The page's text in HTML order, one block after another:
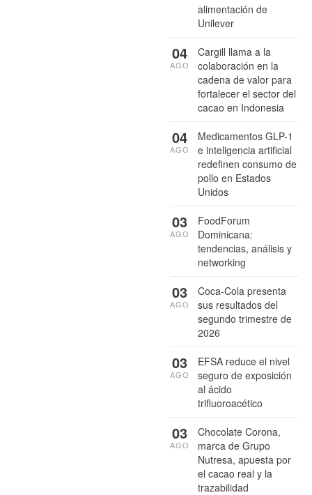
alimentación de
Unilever
Cargill llama a la
colaboración en la
cadena de valor para
fortalecer el sector del
cacao en Indonesia
04
AGO
Medicamentos GLP-1
e inteligencia artificial
redefinen consumo de
pollo en Estados
Unidos
04
AGO
FoodForum
Dominicana:
tendencias, análisis y
networking
03
AGO
Coca-Cola presenta
sus resultados del
segundo trimestre de
2026
03
AGO
EFSA reduce el nivel
seguro de exposición
al ácido
trifluoroacético
03
AGO
Chocolate Corona,
marca de Grupo
Nutresa, apuesta por
el cacao real y la
trazabilidad
03
AGO